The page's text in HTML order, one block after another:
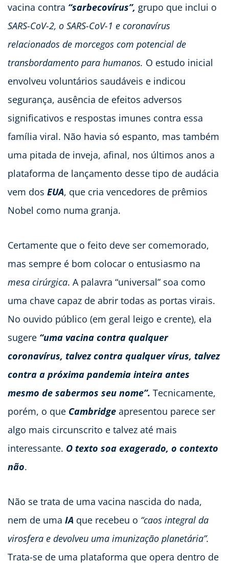
vacina contra “sarbecovírus”, grupo que inclui o
SARS-CoV-2, o SARS-CoV-1 e coronavírus
relacionados de morcegos com potencial de
transbordamento para humanos. O estudo inicial
envolveu voluntários saudáveis e indicou
segurança, ausência de efeitos adversos
significativos e respostas imunes contra essa
família viral. Não havia só espanto, mas também
uma pitada de inveja, afinal, nos últimos anos a
plataforma de lançamento desse tipo de audácia
vem dos EUA, que cria vencedores de prêmios
Nobel como numa granja.
Certamente que o feito deve ser comemorado,
mas sempre é bom colocar o entusiasmo na
mesa cirúrgica. A palavra “universal” soa como
uma chave capaz de abrir todas as portas virais.
No ouvido público (em geral leigo e crente), ela
sugere “uma vacina contra qualquer
coronavírus, talvez contra qualquer vírus, talvez
contra a próxima pandemia inteira antes
mesmo de sabermos seu nome”. Tecnicamente,
porém, o que Cambridge apresentou parece ser
algo mais circunscrito e talvez até mais
interessante. O texto soa exagerado, o contexto
não.
Não se trata de uma vacina nascida do nada,
nem de uma IA que recebeu o “caos integral da
virosfera e devolveu uma imunização planetária”.
Trata-se de uma plataforma que opera dentro de